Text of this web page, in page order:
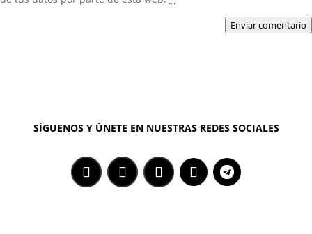
Enviar comentario
SÍGUENOS Y ÚNETE EN NUESTRAS REDES SOCIALES